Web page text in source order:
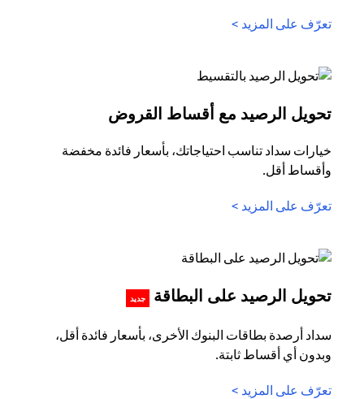
تعرّف على المزيد >
تحويل الرصيد مع أقساط القروض
خيارات سداد تناسب احتياجاتك، بأسعار فائدة مخفضة
وأقساط أقل.
تعرّف على المزيد >
تحويل الرصيد على البطاقة جديد in a new tab
سداد أرصدة بطاقات البنوك الأخرى، بأسعار فائدة أقل،
وبدون أي أقساط ثابتة.
تعرّف على المزيد >